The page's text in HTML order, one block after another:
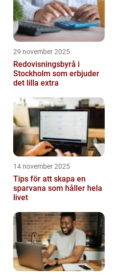
29 november 2025
Redovisningsbyrå i
Stockholm som erbjuder
det lilla extra
14 november 2025
Tips för att skapa en
sparvana som håller hela
livet